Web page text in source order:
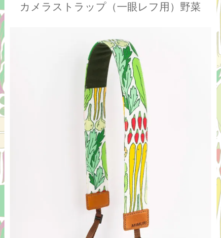
カメラストラップ（一眼レフ用）野菜